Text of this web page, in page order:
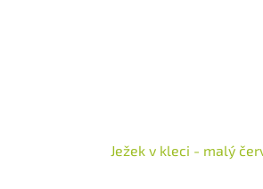
Ježek v kleci - malý